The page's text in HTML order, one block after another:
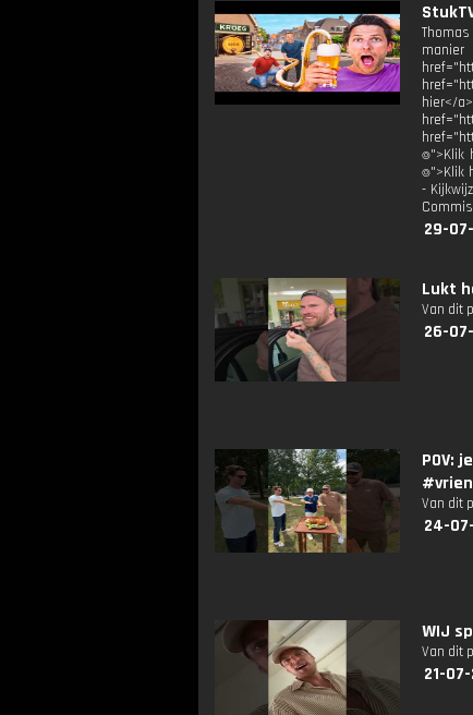
hier</
⌾">Klik
⌾">Klik
-
29-
Lukt
Van dit
26-
POV:
Van dit
24-
WIJ
Van dit
21-